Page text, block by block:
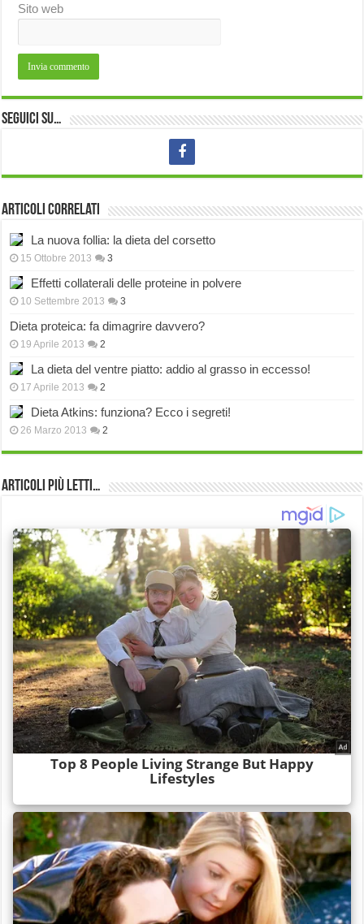
Sito web
Seguici su…
Articoli correlati
La nuova follia: la dieta del corsetto
15 Ottobre 2013 3
Effetti collaterali delle proteine in polvere
10 Settembre 2013 3
Dieta proteica: fa dimagrire davvero?
19 Aprile 2013 2
La dieta del ventre piatto: addio al grasso in eccesso!
17 Aprile 2013 2
Dieta Atkins: funziona? Ecco i segreti!
26 Marzo 2013 2
Articoli più Letti…